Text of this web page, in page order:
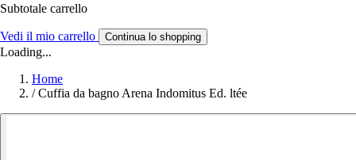
Subtotale carrello
Vedi il mio carrello Continua lo shopping
Loading...
Home
/ Cuffia da bagno Arena Indomitus Ed. ltée